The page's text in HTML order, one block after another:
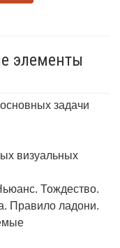
элементы
задачи
визуальных
Тождество.
Правило ладони.